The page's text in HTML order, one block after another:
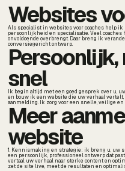
Websites
Als specialist in websites voor coaches help
persoonlijkheid en specialisatie. Veel coaches
onvoldoende overbrengt. Daar breng ik
conversiegericht ontwerp.
Persoonlijk,
snel
Ik begin altijd met een goed gesprek over u,
en bouw ik een website die uw verhaal
aanmelding. Ik zorg voor een snelle, veilige en
Meer
website
1. Kennismaking en strategie: ik breng u, uw
een persoonlijk, professioneel ontwerp dat
vertaal uw verhaal naar sterke content en
zet de site live, meet de resultaten en